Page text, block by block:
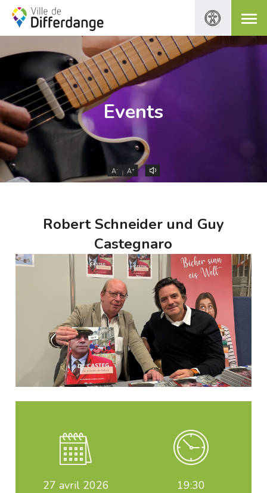
Events
A- A+
Robert Schneider und Guy
Castegnaro
27 avril 2026 19:30